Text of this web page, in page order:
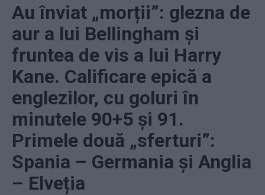
Au înviat „morții”: glezna de
aur a lui Bellingham și
fruntea de vis a lui Harry
Kane. Calificare epică a
englezilor, cu goluri în
minutele 90+5 și 91.
Primele două „sferturi”:
Spania – Germania și Anglia
– Elveția